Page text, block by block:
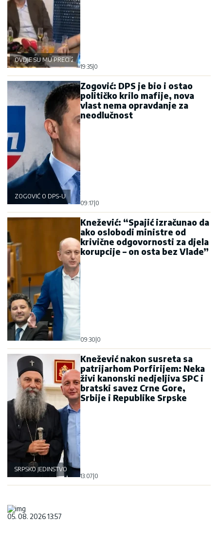
OVDJE SU MU PRECI ŽIVJELI
19:35 0
ZOGOVIĆ O DPS-U
Zogović: DPS je bio i ostao
političko krilo mafije, nova
vlast nema opravdanje za
neodlučnost
09:17 0
Knežević: “Spajić izračunao da
ako oslobodi ministre od
krivične odgovornosti za djela
korupcije – on osta bez Vlade”
09:30 0
SRPSKO JEDINSTVO
Knežević nakon susreta sa
patrijarhom Porfirijem: Neka
živi kanonski nedjeljiva SPC i
bratski savez Crne Gore,
Srbije i Republike Srpske
13:07 0
05. 08. 2026 13:57